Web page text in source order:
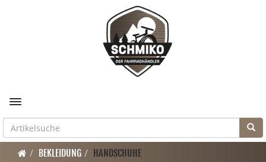
Toggle navigation
BEKLEIDUNG HANDSCHUHE